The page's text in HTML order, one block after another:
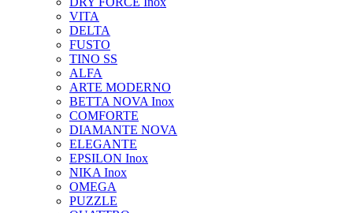
VITA
DELTA
FUSTO
TINO SS
ALFA
ARTE MODERNO
BETTA NOVA Inox
COMFORTE
DIAMANTE NOVA
ELEGANTE
EPSILON Inox
NIKA Inox
OMEGA
PUZZLE